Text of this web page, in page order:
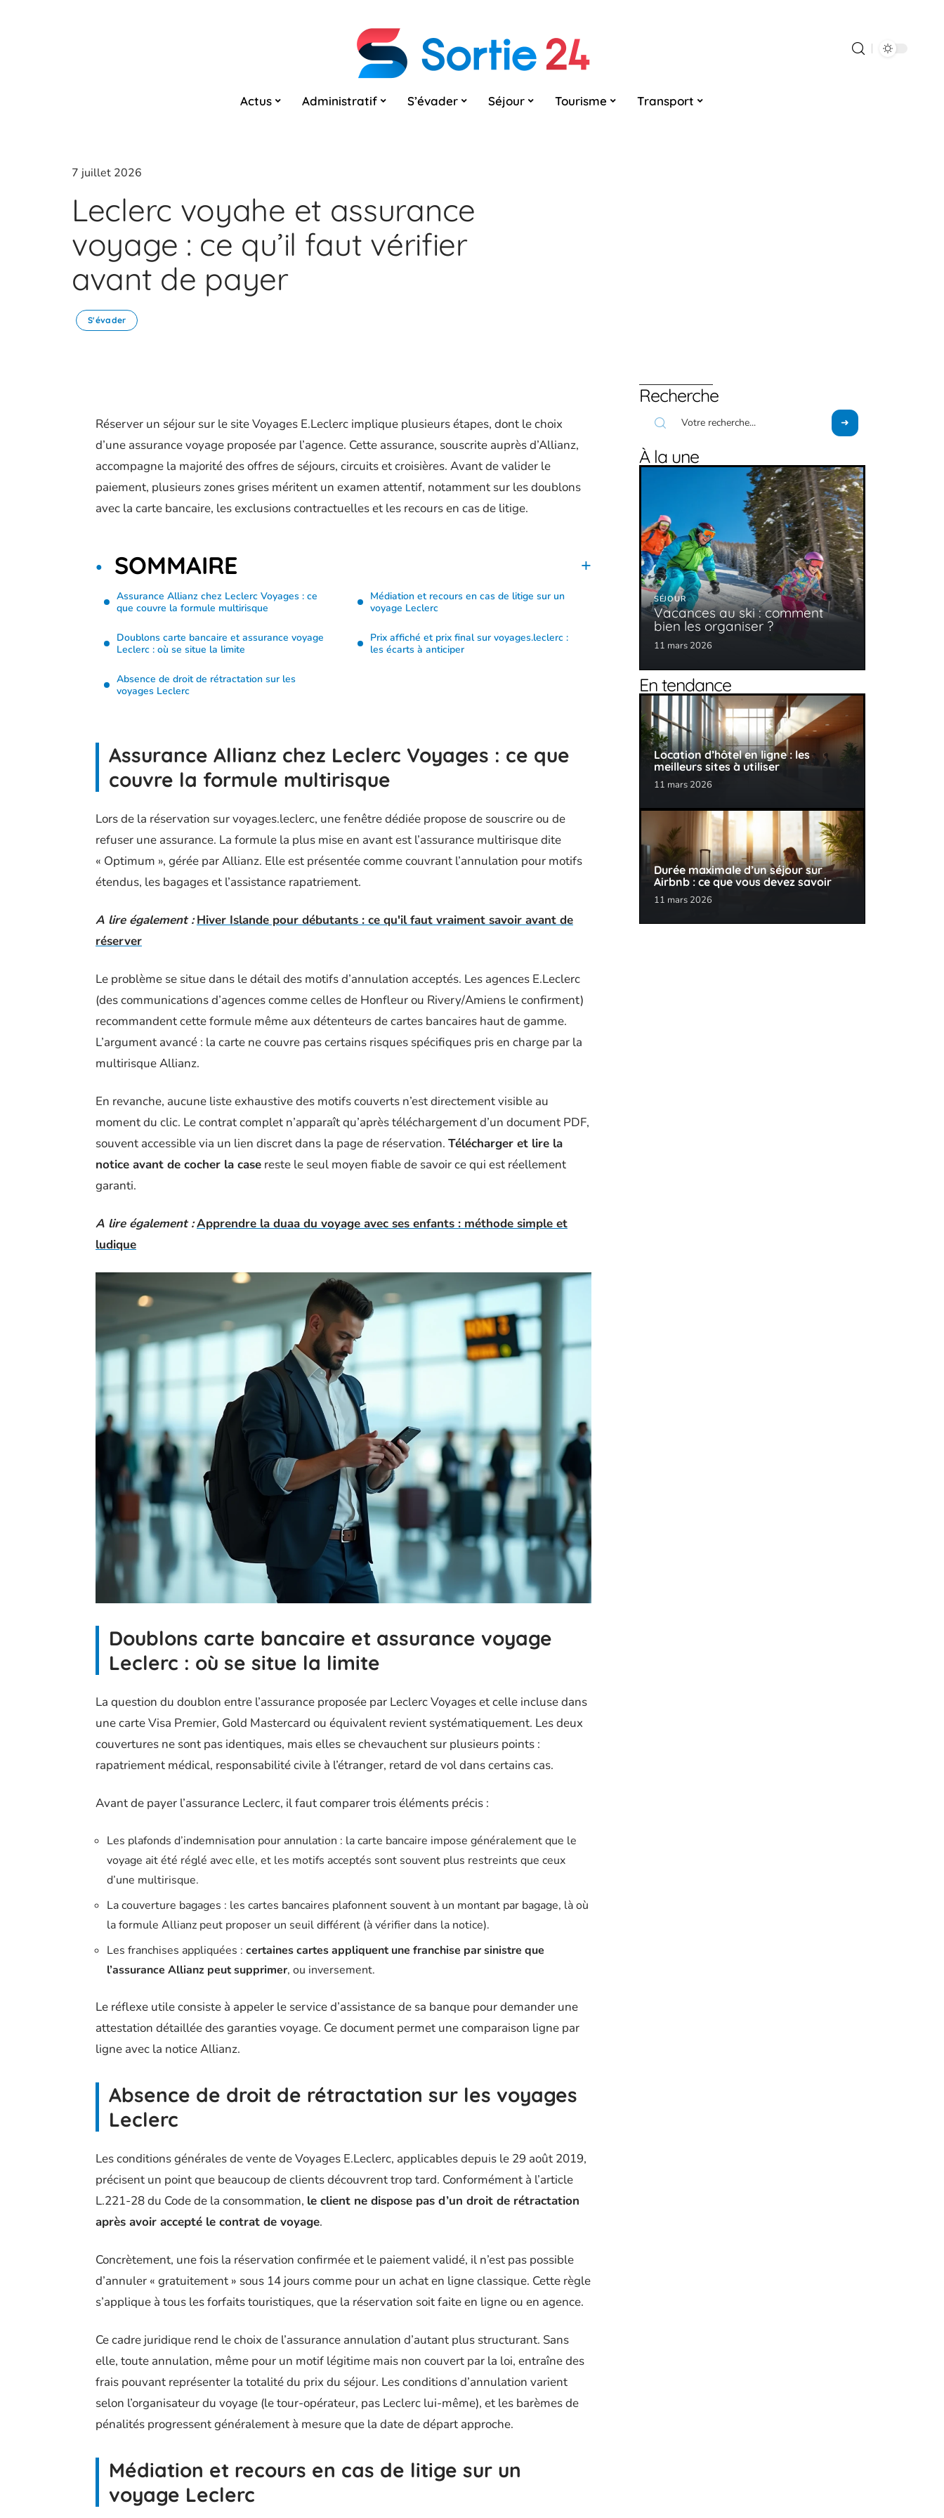
Actus Administratif S’évader Séjour Tourisme Transport
7 juillet 2026
Leclerc voyahe et assurance
voyage : ce qu’il faut vérifier
avant de payer
S'évader
Réserver un séjour sur le site Voyages E.Leclerc implique plusieurs étapes, dont le choix
d’une assurance voyage proposée par l’agence. Cette assurance, souscrite auprès d’Allianz,
accompagne la majorité des offres de séjours, circuits et croisières. Avant de valider le
paiement, plusieurs zones grises méritent un examen attentif, notamment sur les doublons
avec la carte bancaire, les exclusions contractuelles et les recours en cas de litige.
SOMMAIRE
Assurance Allianz chez Leclerc Voyages : ce
que couvre la formule multirisque
Doublons carte bancaire et assurance voyage
Leclerc : où se situe la limite
Absence de droit de rétractation sur les
voyages Leclerc
Médiation et recours en cas de litige sur un
voyage Leclerc
Prix affiché et prix final sur voyages.leclerc :
les écarts à anticiper
Assurance Allianz chez Leclerc Voyages : ce que
couvre la formule multirisque
Lors de la réservation sur voyages.leclerc, une fenêtre dédiée propose de souscrire ou de
refuser une assurance. La formule la plus mise en avant est l’assurance multirisque dite
« Optimum », gérée par Allianz. Elle est présentée comme couvrant l’annulation pour motifs
étendus, les bagages et l’assistance rapatriement.
A lire également : Hiver Islande pour débutants : ce qu'il faut vraiment savoir avant de
réserver
Le problème se situe dans le détail des motifs d’annulation acceptés. Les agences E.Leclerc
(des communications d’agences comme celles de Honfleur ou Rivery/Amiens le confirment)
recommandent cette formule même aux détenteurs de cartes bancaires haut de gamme.
L’argument avancé : la carte ne couvre pas certains risques spécifiques pris en charge par la
multirisque Allianz.
En revanche, aucune liste exhaustive des motifs couverts n’est directement visible au
moment du clic. Le contrat complet n’apparaît qu’après téléchargement d’un document PDF,
souvent accessible via un lien discret dans la page de réservation. Télécharger et lire la
notice avant de cocher la case reste le seul moyen fiable de savoir ce qui est réellement
garanti.
A lire également :Apprendre la duaa du voyage avec ses enfants : méthode simple et
ludique
Doublons carte bancaire et assurance voyage
Leclerc : où se situe la limite
La question du doublon entre l’assurance proposée par Leclerc Voyages et celle incluse dans
une carte Visa Premier, Gold Mastercard ou équivalent revient systématiquement. Les deux
couvertures ne sont pas identiques, mais elles se chevauchent sur plusieurs points :
rapatriement médical, responsabilité civile à l’étranger, retard de vol dans certains cas.
Avant de payer l’assurance Leclerc, il faut comparer trois éléments précis :
Les plafonds d’indemnisation pour annulation : la carte bancaire impose généralement que le
voyage ait été réglé avec elle, et les motifs acceptés sont souvent plus restreints que ceux
d’une multirisque.
La couverture bagages : les cartes bancaires plafonnent souvent à un montant par bagage, là où
la formule Allianz peut proposer un seuil différent (à vérifier dans la notice).
Les franchises appliquées : certaines cartes appliquent une franchise par sinistre que
l’assurance Allianz peut supprimer, ou inversement.
Le réflexe utile consiste à appeler le service d’assistance de sa banque pour demander une
attestation détaillée des garanties voyage. Ce document permet une comparaison ligne par
ligne avec la notice Allianz.
Absence de droit de rétractation sur les voyages
Leclerc
Les conditions générales de vente de Voyages E.Leclerc, applicables depuis le 29 août 2019,
précisent un point que beaucoup de clients découvrent trop tard. Conformément à l’article
L.221-28 du Code de la consommation, le client ne dispose pas d’un droit de rétractation
après avoir accepté le contrat de voyage.
Concrètement, une fois la réservation confirmée et le paiement validé, il n’est pas possible
d’annuler « gratuitement » sous 14 jours comme pour un achat en ligne classique. Cette règle
s’applique à tous les forfaits touristiques, que la réservation soit faite en ligne ou en agence.
Ce cadre juridique rend le choix de l’assurance annulation d’autant plus structurant. Sans
elle, toute annulation, même pour un motif légitime mais non couvert par la loi, entraîne des
frais pouvant représenter la totalité du prix du séjour. Les conditions d’annulation varient
selon l’organisateur du voyage (le tour-opérateur, pas Leclerc lui-même), et les barèmes de
pénalités progressent généralement à mesure que la date de départ approche.
Médiation et recours en cas de litige sur un
voyage Leclerc
Recherche
À la une
SÉJOUR
Vacances au ski : comment
bien les organiser ?
11 mars 2026
En tendance
Location d’hôtel en ligne : les
meilleurs sites à utiliser
11 mars 2026
Durée maximale d’un séjour sur
Airbnb : ce que vous devez savoir
11 mars 2026